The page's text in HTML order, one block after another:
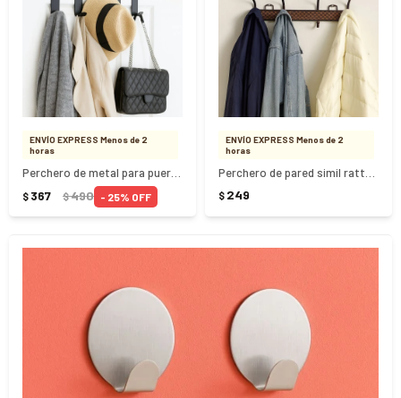
ENVÍO EXPRESS Menos de 2
horas
$ 367 $490 25
ENVÍO EXPRESS Menos de 2
horas
$ 249